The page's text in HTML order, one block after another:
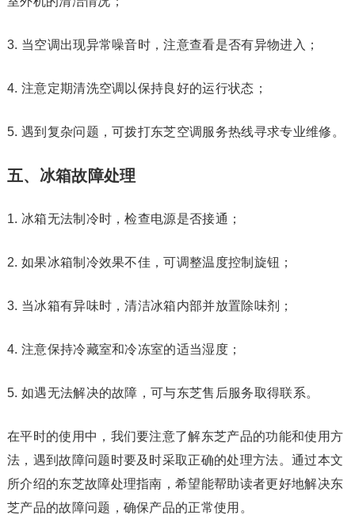
3. 当空调出现异常噪音时，注意查看是否有异物进入；
4. 注意定期清洗空调以保持良好的运行状态；
5. 遇到复杂问题，可拨打东芝空调服务热线寻求专业维修。
五、冰箱故障处理
1. 冰箱无法制冷时，检查电源是否接通；
2. 如果冰箱制冷效果不佳，可调整温度控制旋钮；
3. 当冰箱有异味时，清洁冰箱内部并放置除味剂；
4. 注意保持冷藏室和冷冻室的适当湿度；
5. 如遇无法解决的故障，可与东芝售后服务取得联系。
在平时的使用中，我们要注意了解东芝产品的功能和使用方
法，遇到故障问题时要及时采取正确的处理方法。通过本文
所介绍的东芝故障处理指南，希望能帮助读者更好地解决东
芝产品的故障问题，确保产品的正常使用。